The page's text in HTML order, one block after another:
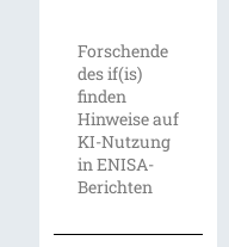
Forschende
des if(is)
finden
Hinweise auf
KI-Nutzung
in ENISA-
Berichten